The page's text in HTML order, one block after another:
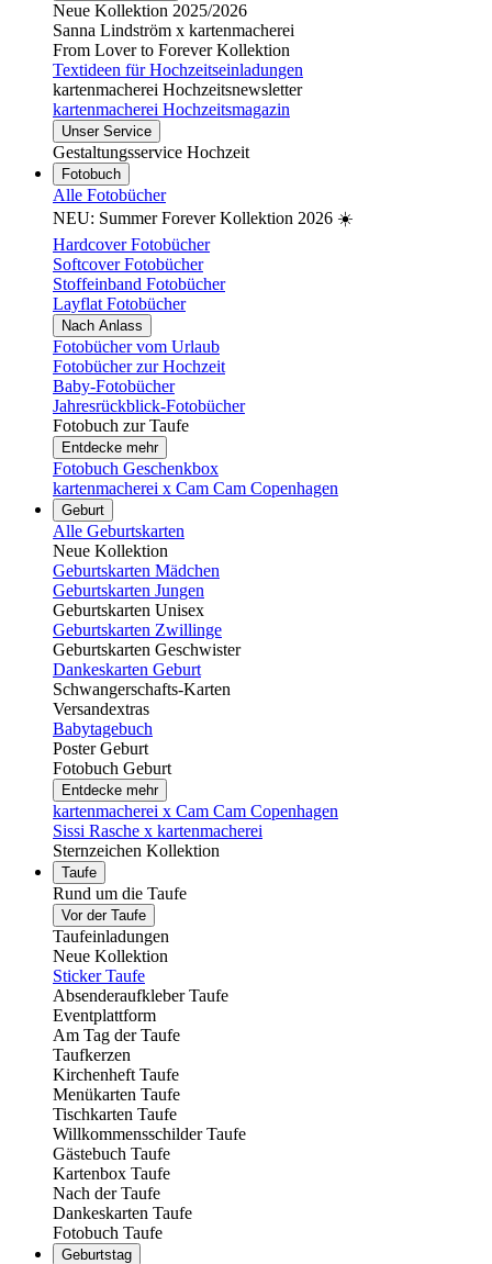
Neue Kollektion 2025/2026
Sanna Lindström x kartenmacherei
From Lover to Forever Kollektion
Textideen für Hochzeitseinladungen
kartenmacherei Hochzeitsnewsletter
kartenmacherei Hochzeitsmagazin
Unser Service
Gestaltungsservice Hochzeit
Fotobuch
Alle Fotobücher
NEU: Summer Forever Kollektion 2026 ☀️
Hardcover Fotobücher
Softcover Fotobücher
Stoffeinband Fotobücher
Layflat Fotobücher
Nach Anlass
Fotobücher vom Urlaub
Fotobücher zur Hochzeit
Baby-Fotobücher
Jahresrückblick-Fotobücher
Fotobuch zur Taufe
Entdecke mehr
Fotobuch Geschenkbox
kartenmacherei x Cam Cam Copenhagen
Geburt
Alle Geburtskarten
Neue Kollektion
Geburtskarten Mädchen
Geburtskarten Jungen
Geburtskarten Unisex
Geburtskarten Zwillinge
Geburtskarten Geschwister
Dankeskarten Geburt
Schwangerschafts-Karten
Versandextras
Babytagebuch
Poster Geburt
Fotobuch Geburt
Entdecke mehr
kartenmacherei x Cam Cam Copenhagen
Sissi Rasche x kartenmacherei
Sternzeichen Kollektion
Taufe
Rund um die Taufe
Vor der Taufe
Taufeinladungen
Neue Kollektion
Sticker Taufe
Absenderaufkleber Taufe
Eventplattform
Am Tag der Taufe
Taufkerzen
Kirchenheft Taufe
Menükarten Taufe
Tischkarten Taufe
Willkommensschilder Taufe
Gästebuch Taufe
Kartenbox Taufe
Nach der Taufe
Dankeskarten Taufe
Fotobuch Taufe
Geburtstag